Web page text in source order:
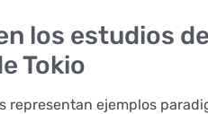
los estudios
Tokio
representan ejemplos